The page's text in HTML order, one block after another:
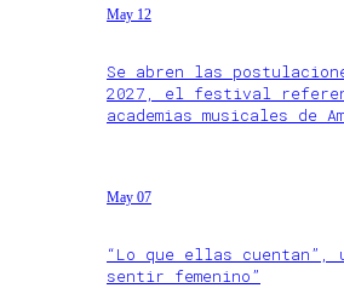
May 12
Se abren las
2027, el festival
academias musicales de
May 07
“Lo que ellas
sentir femenino”